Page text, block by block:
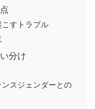
すトラブル
分け
スジェンダーとの